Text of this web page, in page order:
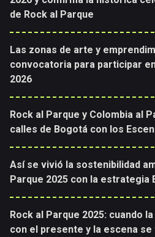
de Rock al Parque
Las zonas de arte y
convocatoria para participar
2026
Rock al Parque y Colombia al
calles de Bogotá con los
Así se vivió la sostenibilidad
Parque 2025 con la estrategia
Rock al Parque 2025: cuando
con el presente y la escena